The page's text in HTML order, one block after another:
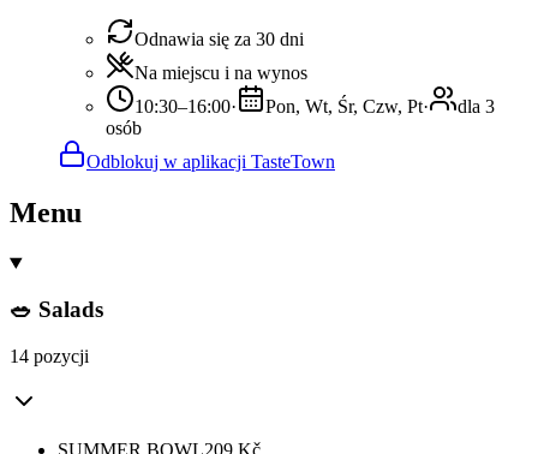
Odnawia się za 30 dni
Na miejscu i na wynos
10:30–16:00· Pon, Wt, Śr, Czw, Pt·
dla 3
osób
Odblokuj w aplikacji TasteTown
Menu
🥗 Salads
14 pozycji
SUMMER BOWL209 Kč